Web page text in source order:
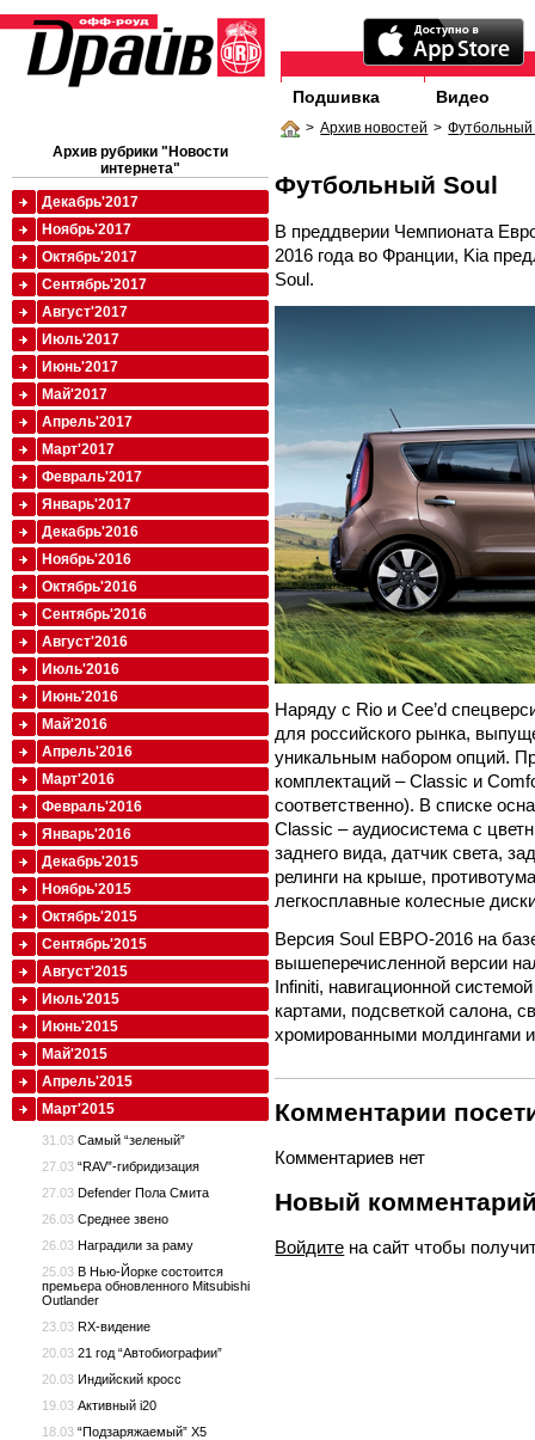
Подшивка Видео
> Архив новостей >
Футбольный Soul
В преддверии Чемпионата
2016 года во Франции, Kia
Soul.
Наряду с Rio и Cee’d
для российского рынка,
уникальным набором опций.
комплектаций – Classic и
соответственно). В списке
Classic – аудиосистема с
заднего вида, датчик света,
релинги на крыше,
легкосплавные колесные
Версия Soul ЕВРО-2016 на
вышеперечисленной версии
Infiniti, навигационной
картами, подсветкой салона,
хромированными молдингами
Комментарии
Комментариев нет
Новый
Войдите на сайт чтобы
Архив рубрики "Новости
интернета"
Декабрь'2017
Ноябрь'2017
Октябрь'2017
Сентябрь'2017
Август'2017
Июль'2017
Июнь'2017
Май'2017
Апрель'2017
Март'2017
Февраль'2017
Январь'2017
Декабрь'2016
Ноябрь'2016
Октябрь'2016
Сентябрь'2016
Август'2016
Июль'2016
Июнь'2016
Май'2016
Апрель'2016
Март'2016
Февраль'2016
Январь'2016
Декабрь'2015
Ноябрь'2015
Октябрь'2015
Сентябрь'2015
Август'2015
Июль'2015
Июнь'2015
Май'2015
Апрель'2015
Март'2015
31.03 Самый “зеленый”
27.03 “RAV”-гибридизация
27.03 Defender Пола Смита
26.03 Среднее звено
26.03 Наградили за раму
25.03 В Нью-Йорке состоится
премьера обновленного Mitsubishi
Outlander
23.03 RX-видение
20.03 21 год “Автобиографии”
20.03 Индийский кросс
19.03 Активный i20
18.03 “Подзаряжаемый” X5